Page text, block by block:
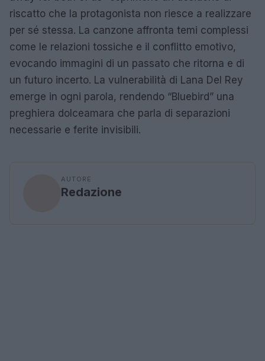
riscatto che la protagonista non riesce a realizzare
per sé stessa. La canzone affronta temi complessi
come le relazioni tossiche e il conflitto emotivo,
evocando immagini di un passato che ritorna e di
un futuro incerto. La vulnerabilità di Lana Del Rey
emerge in ogni parola, rendendo “Bluebird” una
preghiera dolceamara che parla di separazioni
necessarie e ferite invisibili.
AUTORE
Redazione